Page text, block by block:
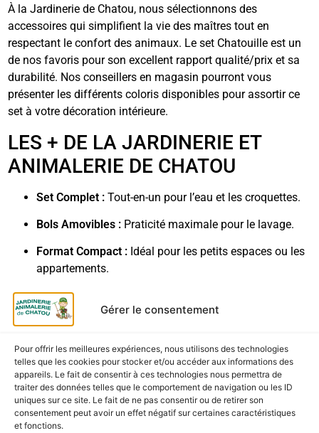
Gérer le consentement
Pour offrir les meilleures expériences, nous utilisons des technologies
telles que les cookies pour stocker et/ou accéder aux informations des
appareils. Le fait de consentir à ces technologies nous permettra de
traiter des données telles que le comportement de navigation ou les ID
uniques sur ce site. Le fait de ne pas consentir ou de retirer son
consentement peut avoir un effet négatif sur certaines caractéristiques
et fonctions.
À la Jardinerie de Chatou, nous sélectionnons des
accessoires qui simplifient la vie des maîtres tout en
respectant le confort des animaux. Le set Chatouille est un
de nos favoris pour son excellent rapport qualité/prix et sa
durabilité. Nos conseillers en magasin pourront vous
présenter les différents coloris disponibles pour assortir ce
set à votre décoration intérieure.
LES + DE LA JARDINERIE ET
ANIMALERIE DE CHATOU
Set Complet : Tout-en-un pour l’eau et les croquettes.
Bols Amovibles : Praticité maximale pour le lavage.
Format Compact : Idéal pour les petits espaces ou les
appartements.
Esthétique Soignée :
votre cuisine.
LIVRAISON & RETRAIT
Retrait en Magasin (Click & Collect) :Retrait rapide et
gratuit à la Jardinerie et Animalerie de Chatou.
Livraison à Domicile :Expédition sécurisée de vos